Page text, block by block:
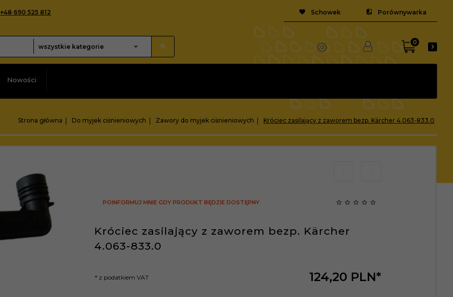
+48 690 525 812
categories_searcher
wszystkie kategorie
Schowek Porównywarka
0
Nowości
Strona główna Do myjek ciśnieniowych Zawory do myjek ciśnieniowych Króciec zasilający z zaworem bezp. Kärcher 4.063-833.0
POINFORMUJ MNIE GDY PRODUKT BĘDZIE DOSTĘPNY
Króciec zasilający z zaworem bezp. Kärcher
4.063-833.0
124,20 PLN*
* z podatkiem VAT